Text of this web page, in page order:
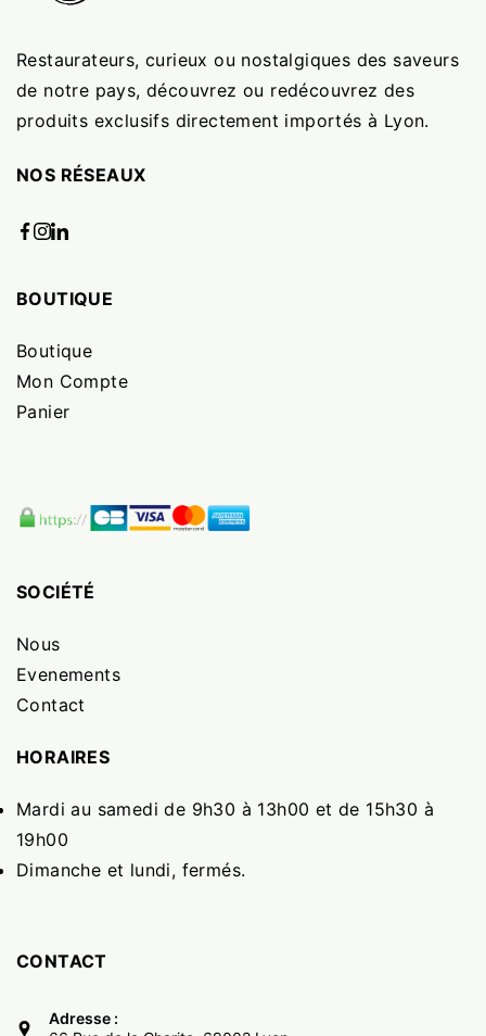
Restaurateurs, curieux ou nostalgiques des saveurs
de notre pays, découvrez ou redécouvrez des
produits exclusifs directement importés à Lyon.
NOS RÉSEAUX
BOUTIQUE
Boutique
Mon Compte
Panier
SOCIÉTÉ
Nous
Evenements
Contact
HORAIRES
Mardi au samedi de 9h30 à 13h00 et de 15h30 à
19h00
Dimanche et lundi, fermés.
CONTACT
Adresse :